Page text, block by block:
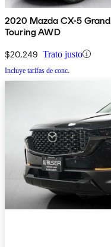
2020 Mazda CX-5 Grand
Touring AWD
$20,249 Trato justo
Incluye tarifas de conc.